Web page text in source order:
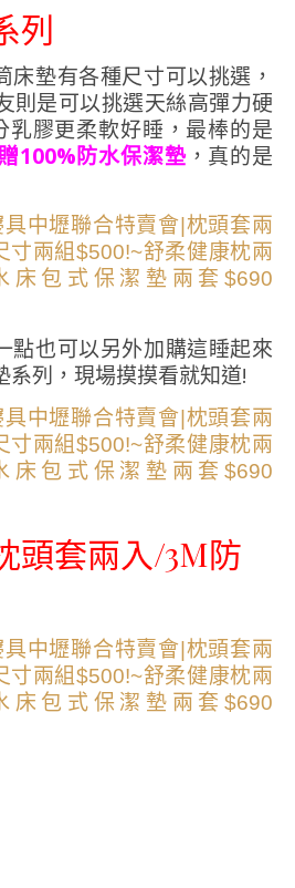
列
墊有各種尺寸可以挑選，
則是可以挑選天絲高彈力硬
乳膠更柔軟好睡，最棒的是
100%防水保潔墊，真的是
點也可以另外加購這睡起來
系列，現場摸摸看就知道!
頭套兩入/3M防